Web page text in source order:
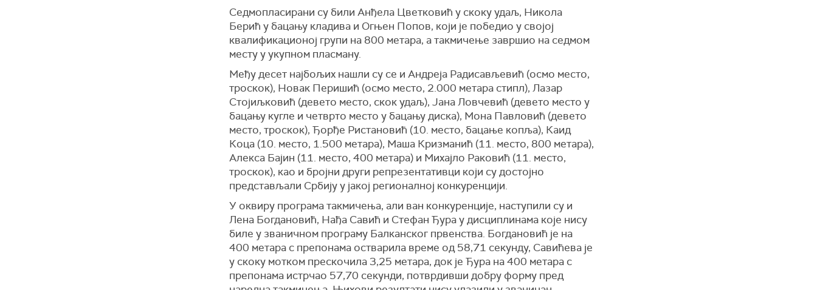
Седмопласирани су били Анђела Цветковић у скоку удаљ, Никола
Берић у бацању кладива и Огњен Попов, који је победио у својој
квалификационој групи на 800 метара, а такмичење завршио на седмом
месту у укупном пласману.
Међу десет најбољих нашли су се и Андреја Радисављевић (осмо место,
троскок), Новак Перишић (осмо место, 2.000 метара стипл), Лазар
Стојиљковић (девето место, скок удаљ), Јана Ловчевић (девето место у
бацању кугле и четврто место у бацању диска), Мона Павловић (девето
место, троскок), Ђорђе Ристановић (10. место, бацање копља), Каид
Коца (10. место, 1.500 метара), Маша Кризманић (11. место, 800 метара),
Алекса Бајин (11. место, 400 метара) и Михајло Раковић (11. место,
троскок), као и бројни други репрезентативци који су достојно
представљали Србију у јакој регионалној конкуренцији.
У оквиру програма такмичења, али ван конкуренције, наступили су и
Лена Богдановић, Нађа Савић и Стефан Ђура у дисциплинама које нису
биле у званичном програму Балканског првенства. Богдановић је на
400 метара с препонама остварила време од 58,71 секунду, Савићева је
у скоку мотком прескочила 3,25 метара, док је Ђура на 400 метара с
препонама истрчао 57,70 секунди, потврдивши добру форму пред